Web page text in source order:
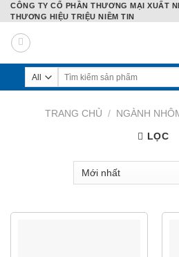
Skip
to
content
CÔNG TY CỔ PHẦN THƯƠNG MẠI XUẤT
THƯƠNG HIỆU TRIỆU NIỀM TIN
Tìm
TRANG CHỦ / NGÀNH
LỌC